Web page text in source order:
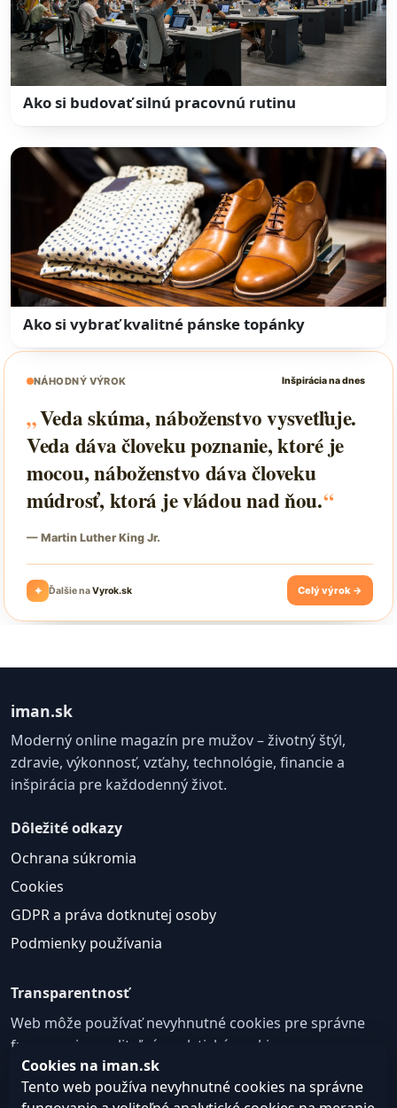
Ako si budovať silnú pracovnú rutinu
Ako si vybrať kvalitné pánske topánky
iman.sk
Moderný online magazín pre mužov – životný štýl,
zdravie, výkonnosť, vzťahy, technológie, financie a
inšpirácia pre každodenný život.
Dôležité odkazy
Ochrana súkromia
Cookies
GDPR a práva dotknutej osoby
Podmienky používania
Transparentnosť
Web môže používať nevyhnutné cookies pre správne
fungovanie a voliteľné analytické cookies na
zlepšovanie obsahu a používateľskej skúsenosti.
Nastavenie cookies
Cookies na iman.sk
Tento web používa nevyhnutné cookies na správne